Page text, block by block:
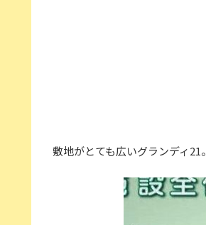
敷地がとても広いグランディ21。